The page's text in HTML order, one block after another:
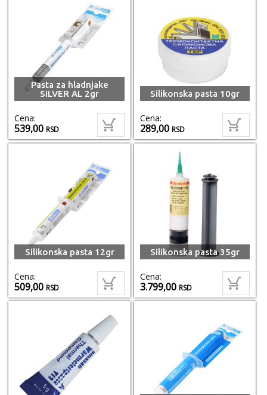
Pasta za hladnjake
SILVER AL 2gr
Cena:
539,00RSD
Silikonska pasta 10gr
Cena:
289,00RSD
Silikonska pasta 12gr
Cena:
509,00RSD
Silikonska pasta 35gr
Cena:
3.799,00RSD